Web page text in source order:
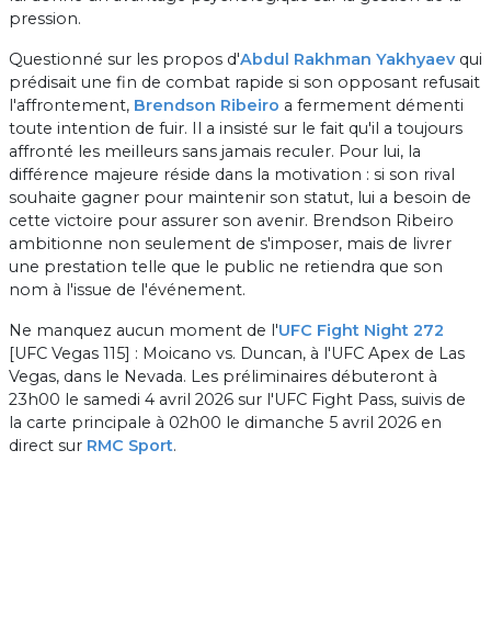
pression.
Questionné sur les propos d'Abdul Rakhman Yakhyaevqui
prédisait une fin de combat rapide si son opposant refusait
l'affrontement, Brendson Ribeiro a fermement démenti
toute intention de fuir. Il a insisté sur le fait qu'il a toujours
affronté les meilleurs sans jamais reculer. Pour lui, la
différence majeure réside dans la motivation : si son rival
souhaite gagner pour maintenir son statut, lui a besoin de
cette victoire pour assurer son avenir. Brendson Ribeiro
ambitionne non seulement de s'imposer, mais de livrer
une prestation telle que le public ne retiendra que son
nom à l'issue de l'événement.
Ne manquez aucun moment de l'UFC Fight Night 272
[UFC Vegas 115] : Moicano vs. Duncan, à l'UFC Apex de Las
Vegas, dans le Nevada. Les préliminaires débuteront à
23h00 le samedi 4 avril 2026 sur l'UFC Fight Pass, suivis de
la carte principale à 02h00 le dimanche 5 avril 2026 en
direct sur RMC Sport.